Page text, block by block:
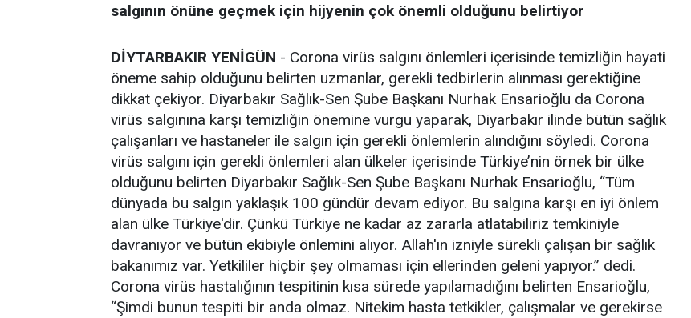
salgının önüne geçmek için hijyenin çok önemli olduğunu belirtiyor
DİYTARBAKIR YENİGÜN - Corona virüs salgını önlemleri içerisinde temizliğin hayati
öneme sahip olduğunu belirten uzmanlar, gerekli tedbirlerin alınması gerektiğine
dikkat çekiyor. Diyarbakır Sağlık-Sen Şube Başkanı Nurhak Ensarioğlu da Corona
virüs salgınına karşı temizliğin önemine vurgu yaparak, Diyarbakır ilinde bütün sağlık
çalışanları ve hastaneler ile salgın için gerekli önlemlerin alındığını söyledi. Corona
virüs salgını için gerekli önlemleri alan ülkeler içerisinde Türkiye’nin örnek bir ülke
olduğunu belirten Diyarbakır Sağlık-Sen Şube Başkanı Nurhak Ensarioğlu, “Tüm
dünyada bu salgın yaklaşık 100 gündür devam ediyor. Bu salgına karşı en iyi önlem
alan ülke Türkiye'dir. Çünkü Türkiye ne kadar az zararla atlatabiliriz temkiniyle
davranıyor ve bütün ekibiyle önlemini alıyor. Allah'ın izniyle sürekli çalışan bir sağlık
bakanımız var. Yetkililer hiçbir şey olmaması için ellerinden geleni yapıyor.” dedi.
Corona virüs hastalığının tespitinin kısa sürede yapılamadığını belirten Ensarioğlu,
“Şimdi bunun tespiti bir anda olmaz. Nitekim hasta tetkikler, çalışmalar ve gerekirse